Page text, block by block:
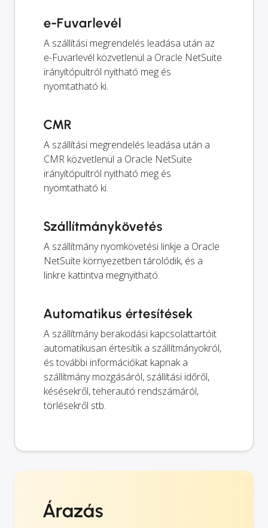
e-Fuvarlevél
A szállítási megrendelés leadása után az
e-Fuvarlevél közvetlenül a Oracle NetSuite
irányítópultról nyitható meg és
nyomtatható ki.
CMR
A szállítási megrendelés leadása után a
CMR közvetlenül a Oracle NetSuite
irányítópultról nyitható meg és
nyomtatható ki.
Szállítmánykövetés
A szállítmány nyomkövetési linkje a Oracle
NetSuite környezetben tárolódik, és a
linkre kattintva megnyitható.
Automatikus értesítések
A szállítmány berakodási kapcsolattartóit
automatikusan értesítik a szállítmányokról,
és további információkat kapnak a
szállítmány mozgásáról, szállítási időről,
késésekről, teherautó rendszámáról,
törlésekről stb.
Árazás